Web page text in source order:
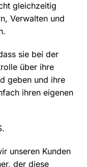
gleichzeitig
Verwalten und
sie bei der
über ihre
geben und ihre
ihren eigenen
unseren Kunden
der diese